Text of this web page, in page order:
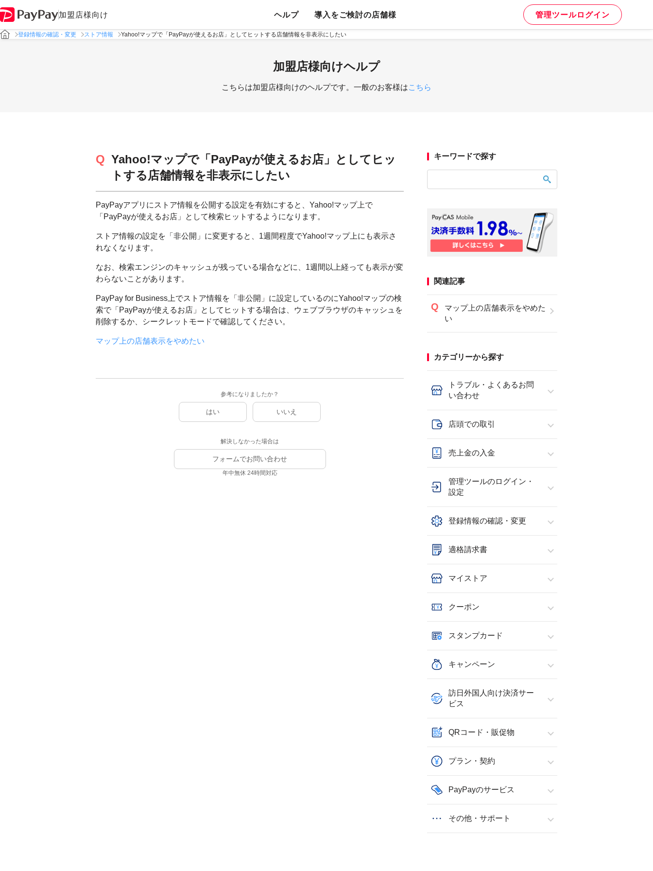
加盟店様向け ヘルプ 導入をご検討の店舗様 管理ツールログイン
登録情報の確認・変更 ストア情報 Yahoo!マップで「PayPayが使えるお店」としてヒットする店舗情報を非表示にしたい
加盟店様向けヘルプ
こちらは加盟店様向けのヘルプです。一般のお客様はこちら
Yahoo!マップで「PayPayが使えるお店」としてヒッ
トする店舗情報を非表示にしたい
PayPayアプリにストア情報を公開する設定を有効にすると、Yahoo!マップ上で
「PayPayが使えるお店」として検索ヒットするようになります。
ストア情報の設定を「非公開」に変更すると、1週間程度でYahoo!マップ上にも表示さ
れなくなります。
なお、検索エンジンのキャッシュが残っている場合などに、1週間以上経っても表示が変
わらないことがあります。
PayPay for Business上でストア情報を「非公開」に設定しているのにYahoo!マップの検
索で「PayPayが使えるお店」としてヒットする場合は、ウェブブラウザのキャッシュを
削除するか、シークレットモードで確認してください。
マップ上の店舗表示をやめたい
参考になりましたか？
はい いいえ
解決しなかった場合は
フォームでお問い合わせ
年中無休 24時間対応
キーワードで探す
関連記事
マップ上の店舗表示をやめた
い
カテゴリーから探す
トラブル・よくあるお問
い合わせ
店頭での取引
売上金の入金
管理ツールのログイン・
設定
登録情報の確認・変更
適格請求書
マイストア
クーポン
スタンプカード
キャンペーン
訪日外国人向け決済サー
ビス
QRコード・販促物
プラン・契約
PayPayのサービス
その他・サポート